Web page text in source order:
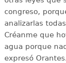
congreso,
analizarlas
Créanme que
agua porque
expresó